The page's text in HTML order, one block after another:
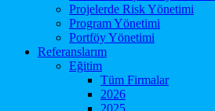
Projelerde Risk Yönetimi
Program Yönetimi
Portföy Yönetimi
Referanslarım
Eğitim
Tüm Firmalar
2026
2025